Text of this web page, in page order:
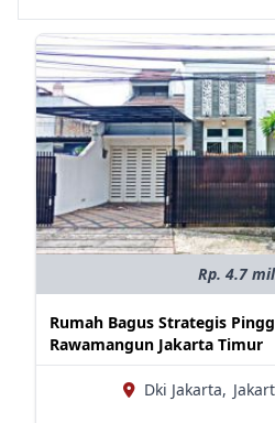
Rp. 4.7
Rumah Bagus Strategis
Rawamangun Jakarta Timur
Dki Jakarta,